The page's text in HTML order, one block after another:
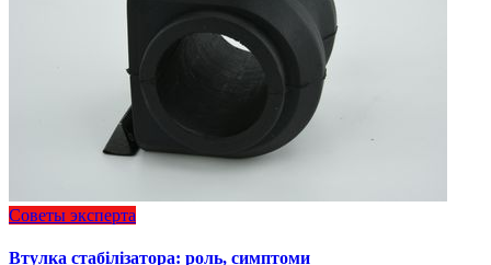
Советы эксперта
Втулка стабілізатора: роль, симптоми